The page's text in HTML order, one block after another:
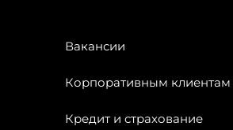
Вакансии
Корпоративным клиентам
Кредит и страхование